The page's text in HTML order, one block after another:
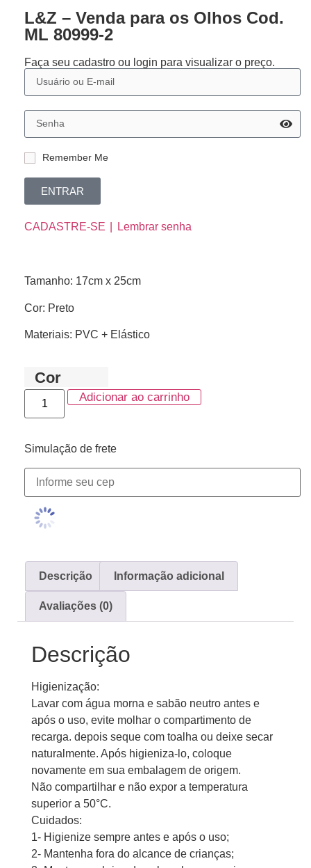
L&Z – Venda para os Olhos Cod.
ML 80999-2
Faça seu cadastro ou login para visualizar o preço.
Remember Me
ENTRAR
CADASTRE-SE Lembrar senha
Tamanho: 17cm x 25cm
Cor: Preto
Materiais: PVC + Elástico
Cor
Adicionar ao carrinho
Simulação de frete
Descrição Informação adicional
Avaliações (0)
Descrição
Higienização:
Lavar com água morna e sabão neutro antes e
após o uso, evite molhar o compartimento de
recarga. depois seque com toalha ou deixe secar
naturalmente. Após higieniza-lo, coloque
novamente em sua embalagem de origem.
Não compartilhar e não expor a temperatura
superior a 50°C.
Cuidados:
1- Higienize sempre antes e após o uso;
2- Mantenha fora do alcance de crianças;